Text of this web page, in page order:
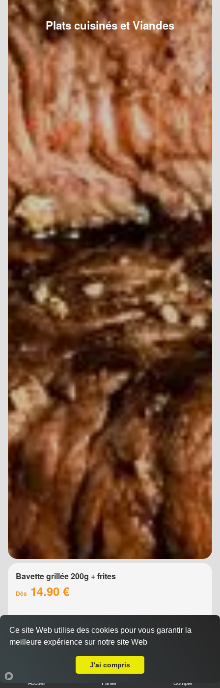
Plats cuisinés et Viandes
Bavette grillée 200g + frites
Dès 14.90 €
Accueil Panier Compte
Ce site Web utilise des cookies pour vous garantir la
meilleure expérience sur notre site Web
J'ai compris